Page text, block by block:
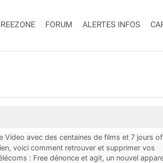
FORUM ALERTES INFOS
Video avec des centaines de films et 7 jours
voici comment retrouver et supprimer vos
: Free dénonce et agit, un nouvel